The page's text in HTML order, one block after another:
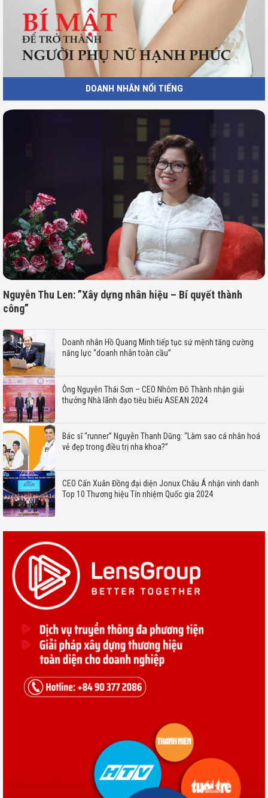
DOANH NHÂN NỔI TIẾNG
Nguyễn Thu Len: ”Xây dựng nhân hiệu – Bí quyết thành
công”
Doanh nhân Hồ Quang Minh tiếp tục sứ mệnh tăng cường
năng lực “doanh nhân toàn cầu”
Ông Nguyễn Thái Sơn – CEO Nhôm Đô Thành nhận giải
thưởng Nhà lãnh đạo tiêu biểu ASEAN 2024
Bác sĩ “runner” Nguyễn Thanh Dũng: “Làm sao cá nhân hoá
vẻ đẹp trong điều trị nha khoa?”
CEO Cấn Xuân Đồng đại diện Jonux Châu Á nhận vinh danh
Top 10 Thương hiệu Tín nhiệm Quốc gia 2024